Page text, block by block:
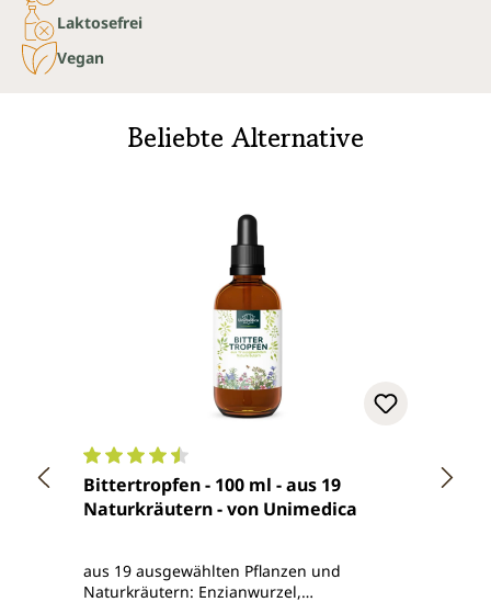
Laktosefrei
Vegan
Beliebte Alternative
Durchschnittliche Bewertung von 4.5 von 5
Bittertropfen - 100 ml - aus 19
Naturkräutern - von Unimedica
aus 19 ausgewählten Pflanzen und
Naturkräutern: Enzianwurzel,